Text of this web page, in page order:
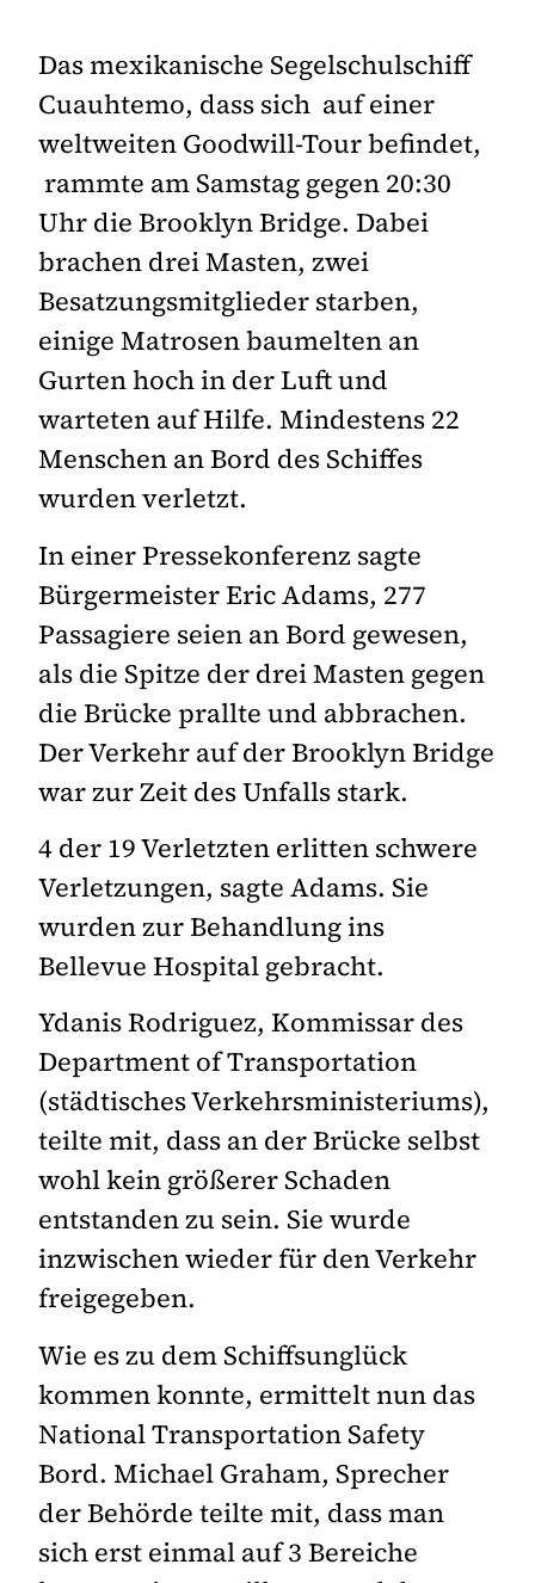
Das mexikanische Segelschulschiff
Cuauhtemo, dass sich auf einer
weltweiten Goodwill-Tour befindet,
rammte am Samstag gegen 20:30
Uhr die Brooklyn Bridge. Dabei
brachen drei Masten, zwei
Besatzungsmitglieder starben,
einige Matrosen baumelten an
Gurten hoch in der Luft und
warteten auf Hilfe. Mindestens 22
Menschen an Bord des Schiffes
wurden verletzt.
In einer Pressekonferenz sagte
Bürgermeister Eric Adams, 277
Passagiere seien an Bord gewesen,
als die Spitze der drei Masten gegen
die Brücke prallte und abbrachen.
Der Verkehr auf der Brooklyn Bridge
war zur Zeit des Unfalls stark.
4 der 19 Verletzten erlitten schwere
Verletzungen, sagte Adams. Sie
wurden zur Behandlung ins
Bellevue Hospital gebracht.
Ydanis Rodriguez, Kommissar des
Department of Transportation
(städtisches Verkehrsministeriums),
teilte mit, dass an der Brücke selbst
wohl kein größerer Schaden
entstanden zu sein. Sie wurde
inzwischen wieder für den Verkehr
freigegeben.
Wie es zu dem Schiffsunglück
kommen konnte, ermittelt nun das
National Transportation Safety
Bord. Michael Graham, Sprecher
der Behörde teilte mit, dass man
sich erst einmal auf 3 Bereiche